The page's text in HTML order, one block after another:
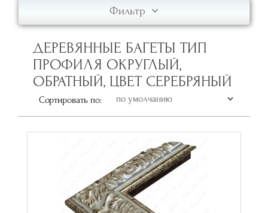
Фильтр
ДЕРЕВЯННЫЕ БАГЕТЫ ТИП
ПРОФИЛЯ ОКРУГЛЫЙ,
ОБРАТНЫЙ, ЦВЕТ СЕРЕБРЯНЫЙ
Сортировать по: